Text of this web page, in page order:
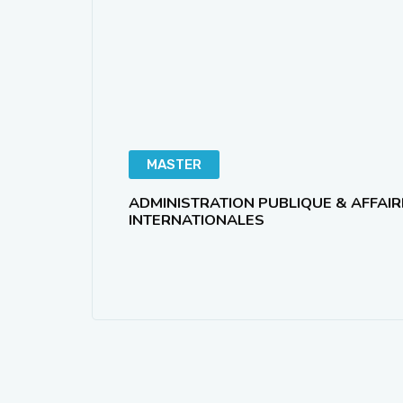
MASTER
ADMINISTRATION PUBLIQUE &
INTERNATIONALES